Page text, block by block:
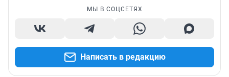
МЫ В СОЦСЕТЯХ
Написать в редакцию